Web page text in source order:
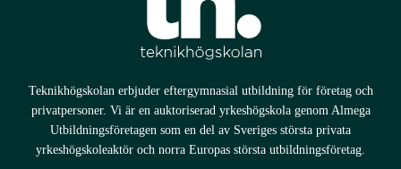
Teknikhögskolan erbjuder eftergymnasial utbildning för företag och
privatpersoner. Vi är en auktoriserad yrkeshögskola genom Almega
Utbildningsföretagen som en del av Sveriges största privata
yrkeshögskoleaktör och norra Europas största utbildningsföretag.